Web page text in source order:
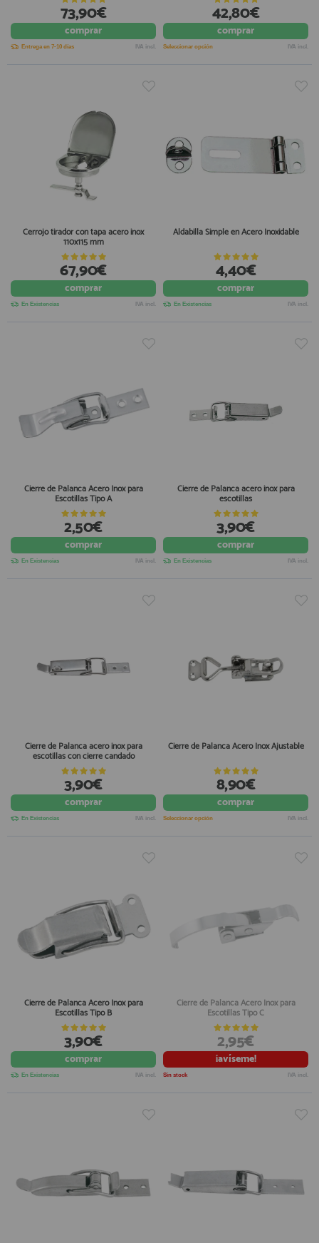
73,90€
comprar
Entrega en 7-10 días IVA incl.
42,80€
comprar
Seleccionar opción IVA incl.
Cerrojo tirador con tapa acero inox
110x115 mm
67,90€
comprar
En Existencias IVA incl.
Aldabilla Simple en Acero Inoxidable
4,40€
comprar
En Existencias IVA incl.
Cierre de Palanca Acero Inox para
Escotillas Tipo A
2,50€
comprar
En Existencias IVA incl.
Cierre de Palanca acero inox para
escotillas
3,90€
comprar
En Existencias IVA incl.
Cierre de Palanca acero inox para
escotillas con cierre candado
3,90€
comprar
En Existencias IVA incl.
Cierre de Palanca Acero Inox Ajustable
8,90€
comprar
Seleccionar opción IVA incl.
Cierre de Palanca Acero Inox para
Escotillas Tipo B
3,90€
comprar
En Existencias IVA incl.
Cierre de Palanca Acero Inox para
Escotillas Tipo C
2,95€
¡avíseme!
Sin stock IVA incl.